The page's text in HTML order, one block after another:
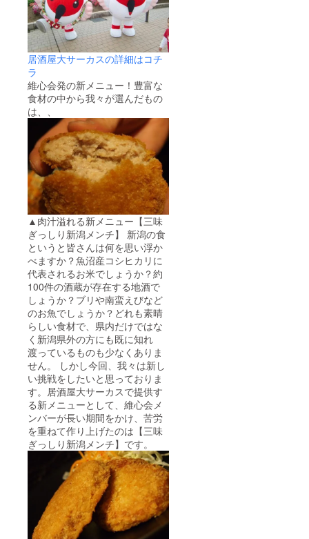
居酒屋大サーカスの詳細はコチ
ラ
維心会発の新メニュー！豊富な
食材の中から我々が選んだもの
は、、
▲肉汁溢れる新メニュー【三味
ぎっしり新潟メンチ】 新潟の食
というと皆さんは何を思い浮か
べますか？魚沼産コシヒカリに
代表されるお米でしょうか？約
100件の酒蔵が存在する地酒で
しょうか？ブリや南蛮えびなど
のお魚でしょうか？どれも素晴
らしい食材で、県内だけではな
く新潟県外の方にも既に知れ
渡っているものも少なくありま
せん。 しかし今回、我々は新し
い挑戦をしたいと思っておりま
す。居酒屋大サーカスで提供す
る新メニューとして、維心会メ
ンバーが長い期間をかけ、苦労
を重ねて作り上げたのは【三味
ぎっしり新潟メンチ】です。